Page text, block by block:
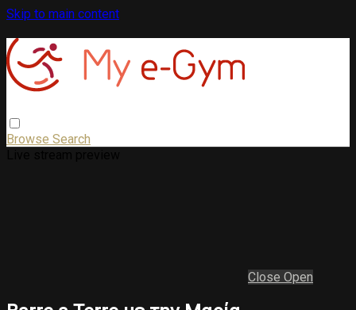
Skip to main content
Browse Search
Close Open